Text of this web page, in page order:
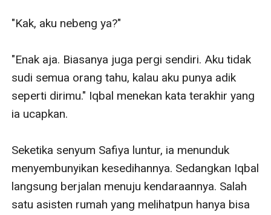
"Kak, aku nebeng ya?"
"Enak aja. Biasanya juga pergi sendiri. Aku tidak
sudi semua orang tahu, kalau aku punya adik
seperti dirimu." Iqbal menekan kata terakhir yang
ia ucapkan.
Seketika senyum Safiya luntur, ia menunduk
menyembunyikan kesedihannya. Sedangkan Iqbal
langsung berjalan menuju kendaraannya. Salah
satu asisten rumah yang melihatpun hanya bisa